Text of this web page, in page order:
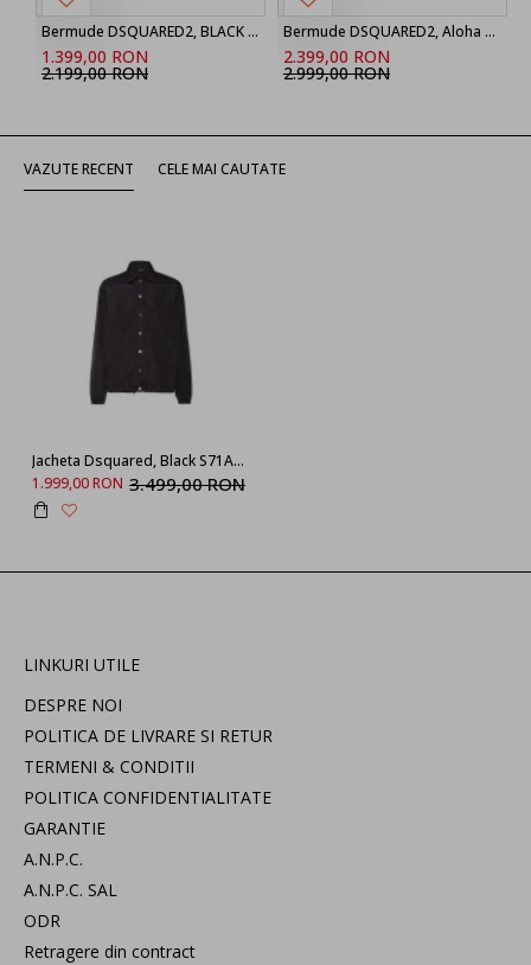
Bermude DSQUARED2, BLACK ‘Marine’ denim shorts
1.399,00 RON
2.199,00 RON
Bermude DSQUARED2, Aloha Souvenir Boxer Shorts
2.399,00 RON
2.999,00 RON
VAZUTE RECENT CELE MAI CAUTATE
Jacheta Dsquared, Black S71AN0647S53817900
1.999,00 RON 3.499,00 RON
LINKURI UTILE
DESPRE NOI
POLITICA DE LIVRARE SI RETUR
TERMENI & CONDITII
POLITICA CONFIDENTIALITATE
GARANTIE
A.N.P.C.
A.N.P.C. SAL
ODR
Retragere din contract